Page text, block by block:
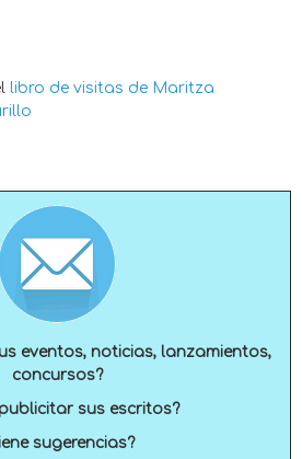
libro de visitas de Maritza
eventos, noticias, lanzamientos,
concursos?
sus escritos?
sugerencias?